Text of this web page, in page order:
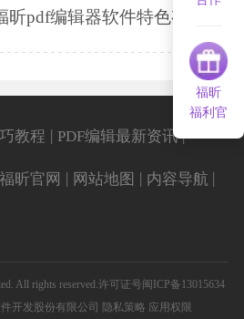
pdf编辑器软件特色有哪些?
福昕
福利官
教程 PDF编辑最新资讯 |
福昕官网 网站地图 内容导航
All rights reserved.许可证号闽ICP备13015634
开发股份有限公司 隐私策略 应用权限